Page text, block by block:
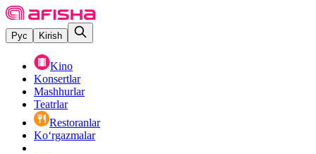
Рус Kirish
Kino
Konsertlar
Mashhurlar
Teatrlar
Restoranlar
Ko‘rgazmalar